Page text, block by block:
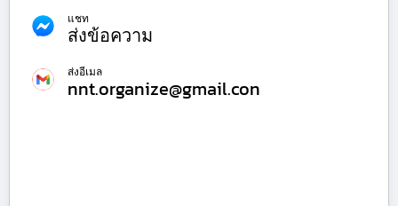
แชท
ส่งข้อความ
ส่งอีเมล
nnt.organize@gmail.con